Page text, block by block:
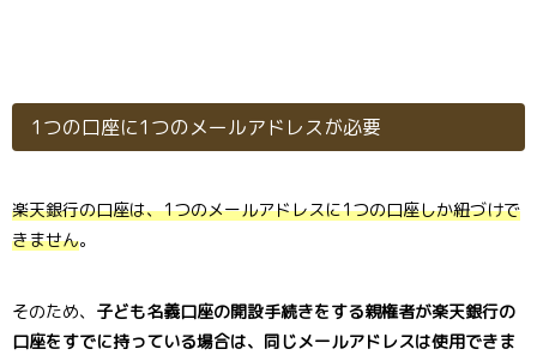
1つの口座に1つのメールアドレスが必要
楽天銀行の口座は、1つのメールアドレスに1つの口座しか紐づけで
きません。
そのため、 子ども名義口座の開設手続きをする親権者が楽天銀行の
口座をすでに持っている場合は、同じメールアドレスは使用できま